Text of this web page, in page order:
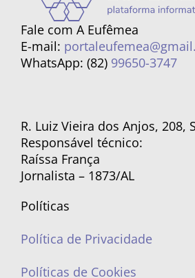
Fale com A Eufêmea
E-mail:
WhatsApp: (82) 99650-3747
R. Luiz Vieira dos Anjos, 208,
Responsável técnico:
Raíssa França
Jornalista – 1873/AL
Políticas
Política de Privacidade
Políticas de Cookies